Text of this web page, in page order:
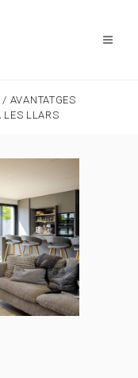
/ AVANTATGES
LES LLARS